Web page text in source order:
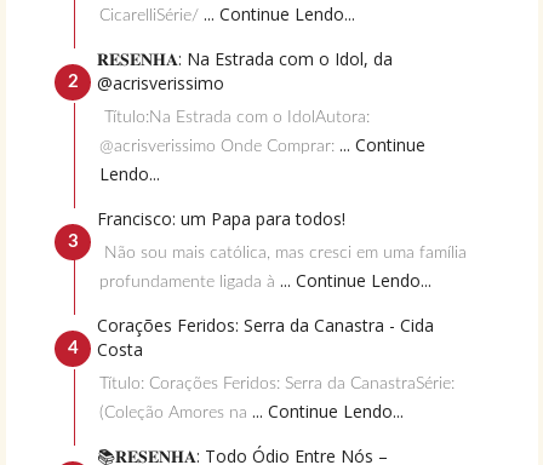
CicarelliSérie/ ... Continue Lendo...
𝐑𝐄𝐒𝐄𝐍𝐇𝐀: Na Estrada com o Idol, da
@acrisverissimo
Título:Na Estrada com o IdolAutora:
@acrisverissimo Onde Comprar: ... Continue
Lendo...
Francisco: um Papa para todos!
Não sou mais católica, mas cresci em uma família
profundamente ligada à ... Continue Lendo...
Corações Feridos: Serra da Canastra - Cida
Costa
Título: Corações Feridos: Serra da CanastraSérie:
(Coleção Amores na ... Continue Lendo...
📚𝐑𝐄𝐒𝐄𝐍𝐇𝐀: Todo Ódio Entre Nós –